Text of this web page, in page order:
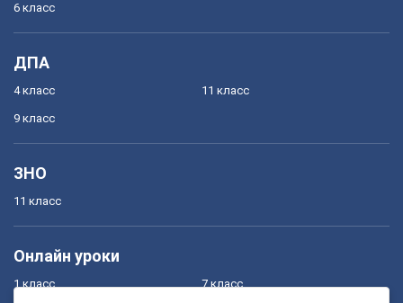
6 класс
ДПА
4 класс
9 класс
11 класс
ЗНО
11 класс
Онлайн уроки
1 класс 7 класс